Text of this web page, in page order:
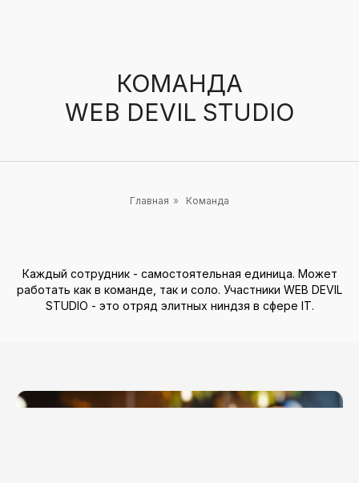
КОМАНДА
WEB DEVIL STUDIO
Главная » Команда
Каждый сотрудник - самостоятельная единица. Может
работать как в команде, так и соло. Участники WEB DEVIL
STUDIO - это отряд элитных ниндзя в сфере IT.